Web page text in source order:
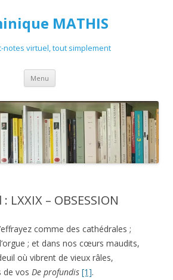
MATHIS
notes virtuel, tout simplement
Menu Aller
contenu
LXXIX – OBSESSION
comme des cathédrales ;
; et dans nos cœurs maudits,
où vibrent de vieux râles,
de vos De profundis [1].